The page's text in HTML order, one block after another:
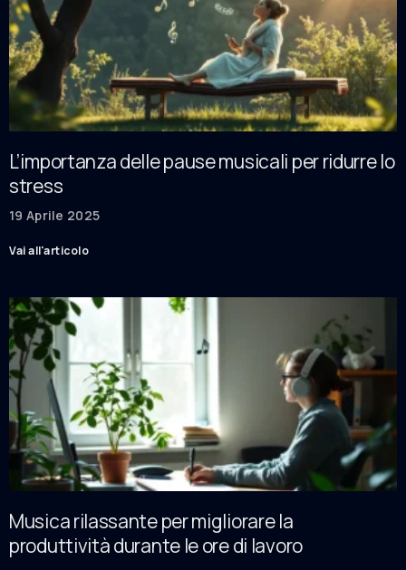
L’importanza delle pause musicali per ridurre lo
stress
19 Aprile 2025
Vai all'articolo
Musica rilassante per migliorare la
produttività durante le ore di lavoro